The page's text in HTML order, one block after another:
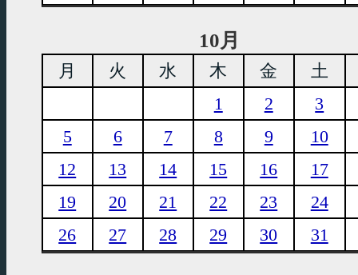
10月
月 火 水 木 金
土
1
2
3
5
6 7 8 9
10
12
13 14 15 16
17
19
20 21 22 23
24
26
27 28 29 30 31